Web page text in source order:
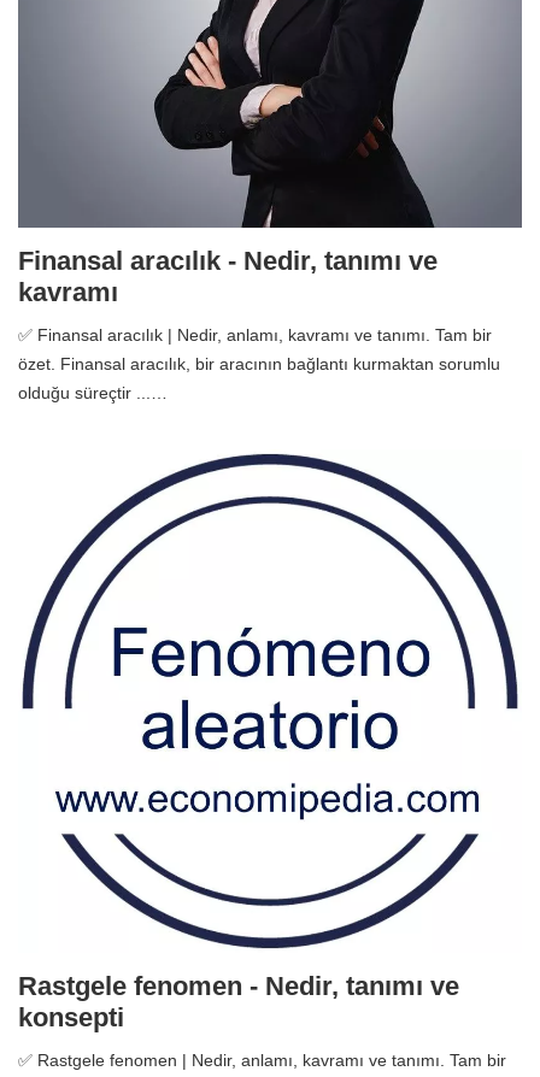
Finansal aracılık - Nedir, tanımı ve
kavramı
✅ Finansal aracılık | Nedir, anlamı, kavramı ve tanımı. Tam bir
özet. Finansal aracılık, bir aracının bağlantı kurmaktan sorumlu
olduğu süreçtir ...…
Rastgele fenomen - Nedir, tanımı ve
konsepti
✅ Rastgele fenomen | Nedir, anlamı, kavramı ve tanımı. Tam bir